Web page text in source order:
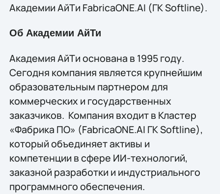
Академии АйТи FabricaONE.AI (ГК Softline).
Об Академии АйТи
Академия АйТи основана в 1995 году.
Сегодня компания является крупнейшим
образовательным партнером для
коммерческих и государственных
заказчиков. Компания входит в Кластер
«Фабрика ПО» (FabricaONE.AI ГК Softline),
который объединяет активы и
компетенции в сфере ИИ-технологий,
заказной разработки и индустриального
программного обеспечения.